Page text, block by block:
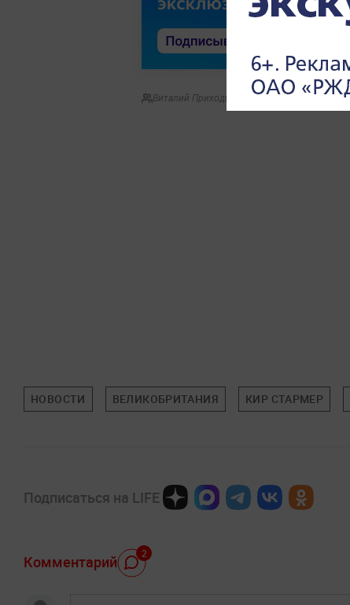
Виталий Приходько
НОВОСТИ ВЕЛИКОБРИТАНИЯ КИР СТАРМЕР
Подписаться на LIFE
Комментарий 2